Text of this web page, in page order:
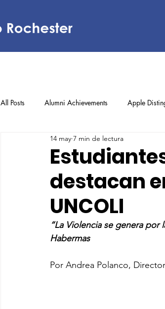
All Posts Alumni Achievements Apple
Lower Elementary Middle School
Upper Elementarydestacan
UNCOLI
14 may 7 min de lectura
“La Violencia se genera
Habermas
Por Andrea Polanco,